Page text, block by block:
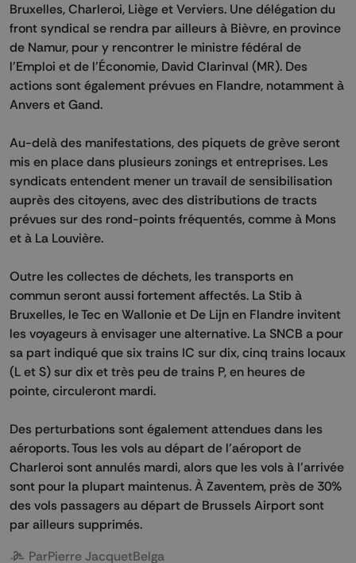
Bruxelles, Charleroi, Liège et Verviers. Une délégation du
front syndical se rendra par ailleurs à Bièvre, en province
de Namur, pour y rencontrer le ministre fédéral de
l'Emploi et de l'Économie, David Clarinval (MR). Des
actions sont également prévues en Flandre, notamment à
Anvers et Gand.
Au-delà des manifestations, des piquets de grève seront
mis en place dans plusieurs zonings et entreprises. Les
syndicats entendent mener un travail de sensibilisation
auprès des citoyens, avec des distributions de tracts
prévues sur des rond-points fréquentés, comme à Mons
et à La Louvière.
Outre les collectes de déchets, les transports en
commun seront aussi fortement affectés. La Stib à
Bruxelles, le Tec en Wallonie et De Lijn en Flandre invitent
les voyageurs à envisager une alternative. La SNCB a pour
sa part indiqué que six trains IC sur dix, cinq trains locaux
(L et S) sur dix et très peu de trains P, en heures de
pointe, circuleront mardi.
Des perturbations sont également attendues dans les
aéroports. Tous les vols au départ de l'aéroport de
Charleroi sont annulés mardi, alors que les vols à l'arrivée
sont pour la plupart maintenus. À Zaventem, près de 30%
des vols passagers au départ de Brussels Airport sont
par ailleurs supprimés.
ParPierre JacquetBelga